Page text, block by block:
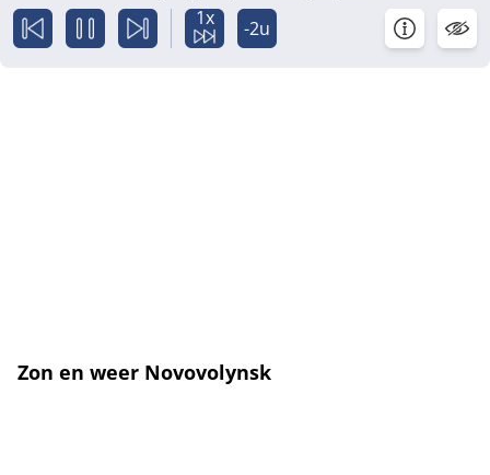
1x -2u
Zon en weer Novovolynsk